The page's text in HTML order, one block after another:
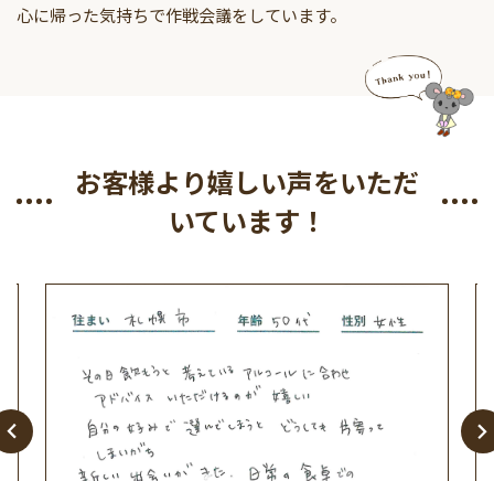
心に帰った気持ちで作戦会議をしています。
お客様より嬉しい声をいただ
いています！